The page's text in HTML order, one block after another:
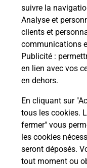
suivre la
Analyse et
clients et
communications
Publicité :
en lien avec vos
en dehors.
En cliquant sur
tous les cookies.
fermer" vous
les cookies
seront déposés.
tout moment ou
Comment
Comment est
Localiser Liste
Liste
Aisne - téléassistance